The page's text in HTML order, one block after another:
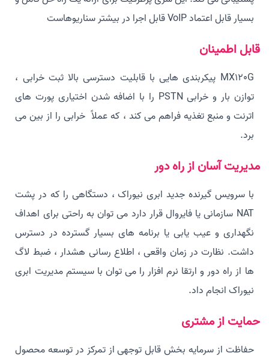
بسیار قابل اعتماد VoIP قابل اجرا در بیشتر سناریوهاست
قابل اطمینان
MX120G پیکربندی هایی با قابلیت دسترسی بالا ثبت خرابی ،
توازن بار و خرابی PSTN را با اضافه شدن اختیاری پورت های
اترنت و منبع تغذیه فراهم می کند ، که عملاً خرابی را از بین می
برد.
مدیریت آسان از راه دور
با سرویس گیرنده جدید ابری نیوراک ، دستگاهی را که در پشت
NAT سازمانی یا فایروال قرار دارد می توان به راحتی برای اهداف
نگهداری و عیب یابی یا برنامه های بسیار گسترده در دسترس
داشت. نظارت در زمان واقعی ، اطلاع رسانی هشدار ، ضبط لاگ
ها از راه دور و ارتقا نرم افزار را می توان با سیستم مدیریت ابری
نیوراک انجام داد.
حمایت از مشتری
حفاظت از سرمایه بخش قابل توجهی از تمرکز در توسعه محصول